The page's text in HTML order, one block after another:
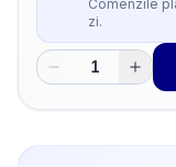
Comenzile
zi.